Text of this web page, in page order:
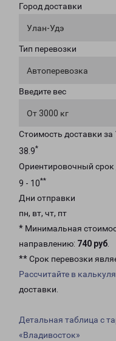
Город доставки
Улан-Удэ
Тип перевозки
Автоперевозка
Введите вес
От 3000 кг
Стоимость доставки
38.9*
Ориентировочный срок
9 - 10**
Дни отправки
пн, вт, чт, пт
* Минимальная
направлению: 740 руб.
** Срок перевозки
Рассчитайте в
доставки.
Детальная таблица с
«Владивосток»